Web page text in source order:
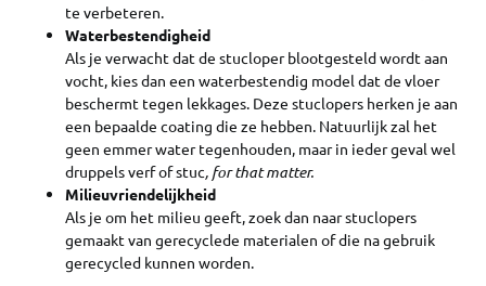
te verbeteren.
Waterbestendigheid
Als je verwacht dat de stucloper blootgesteld wordt aan
vocht, kies dan een waterbestendig model dat de vloer
beschermt tegen lekkages. Deze stuclopers herken je aan
een bepaalde coating die ze hebben. Natuurlijk zal het
geen emmer water tegenhouden, maar in ieder geval wel
druppels verf of stuc, for that matter.
Milieuvriendelijkheid
Als je om het milieu geeft, zoek dan naar stuclopers
gemaakt van gerecyclede materialen of die na gebruik
gerecycled kunnen worden.